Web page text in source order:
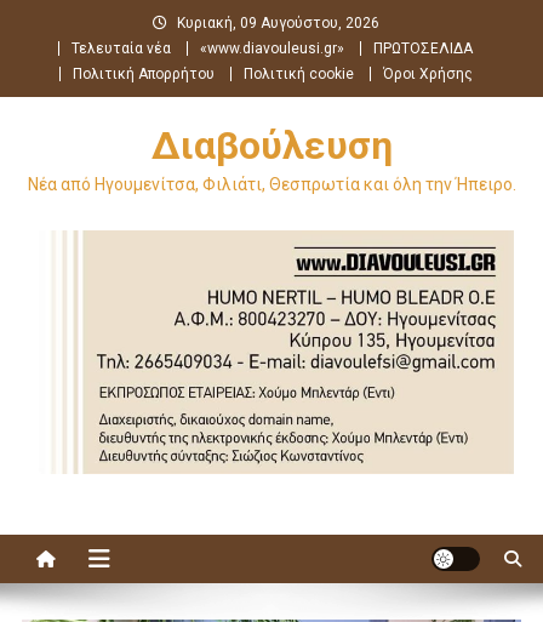
περιεχόμενο
Κυριακή, 09 Αυγούστου, 2026
Τελευταία νέα
«www.diavouleusi.gr»
ΠΡΩΤΟΣΕΛΙΔΑ
Πολιτική Απορρήτου
Πολιτική cookie Όροι Χρήσης
Διαβούλευση
Νέα από Ηγουμενίτσα, Φιλιάτι, Θεσπρωτία και όλη την Ήπειρο.